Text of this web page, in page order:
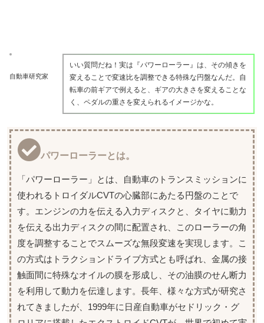
自動車研究家
いい質問だね！実は『パワーローラー』は、その傾きを
変えることで変速比を調整できる特殊な円盤なんだ。自
転車の前ギアで例えると、ギアの大きさを変えることな
く、ペダルの重さを変えられるイメージかな。
パワーローラーとは。
「パワーローラー」とは、自動車のトランスミッションに
使われるトロイダルCVTの心臓部にあたる円盤のことで
す。エンジンの力を伝える入力ディスクと、タイヤに動力
を伝える出力ディスクの間に配置され、このローラーの角
度を調整することでスムーズな無段変速を実現します。こ
の方式はトラクションドライブ方式とも呼ばれ、金属の接
触面間に特殊なオイルの膜を形成し、その油膜のせん断力
を利用して動力を伝達します。長年、様々な方式が研究さ
れてきましたが、1999年に日産自動車がセドリック・グ